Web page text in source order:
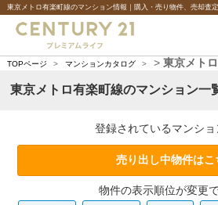
TOPページ > マンションカタログ > > 東京メト
東京メトロ有楽町線のマンション一
登録されているマンショ
売り出し中物件はこ
物件の表示順位が変更